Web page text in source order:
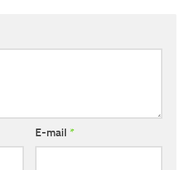
E-mail *